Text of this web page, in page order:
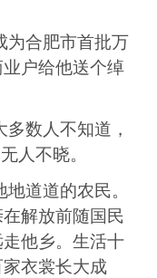
为合肥市首批万
业户给他送个绰
多数人不知道 ，
人不晓。
道道的农民。
解放前随国民
他乡。生活十
家衣裳长大成